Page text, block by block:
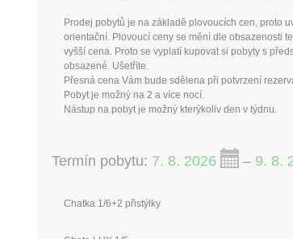
Prodej pobytů je na základě plovoucích cen, proto
orientační. Plovoucí ceny se mění dle obsazenosti
vyšší cena. Proto se vyplatí kupovat si pobyty s
obsazené. Ušetříte.
Přesná cena Vám bude sdělena při potvrzení
Pobyt je možný na 2 a více nocí.
Nástup na pobyt je možný kterýkoliv den v týdnu.
Termín pobytu: 7. 8. 2026 – 9. 8.
Chatka 1/6+2 přistýlky